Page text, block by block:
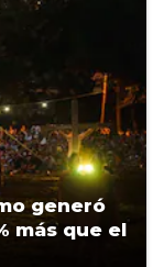
generó
más que el